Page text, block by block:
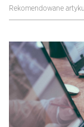
Rekomendowane